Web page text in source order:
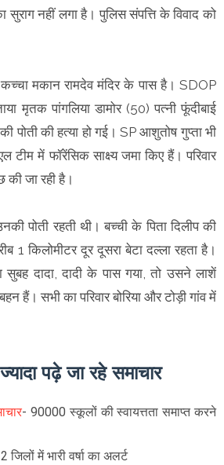
नहीं लगा है। पुलिस संपत्ति के विवाद को
कच्चा मकान रामदेव मंदिर के पास है। SDOP
मृतक पांगलिया डामोर (50) पत्नी फूंदीबाई
पोती की हत्या हो गई। SP आशुतोष गुप्ता भी
में फॉरेंसिक साक्ष्य जमा किए हैं। परिवार
जा रही है।
पोती रहती थी। बच्ची के पिता दिलीप की
1 किलोमीटर दूर दूसरा बेटा दल्ला रहता है।
दादा, दादी के पास गया, तो उसने लाशें
हैं। सभी का परिवार बोरिया और टोड़ी गांव में
पढ़े जा रहे समाचार
- 90000 स्कूलों की स्वायत्तता समाप्त करने
जिलों में भारी वर्षा का अलर्ट